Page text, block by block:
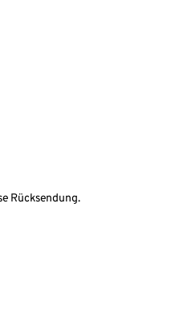
Rücksendung.